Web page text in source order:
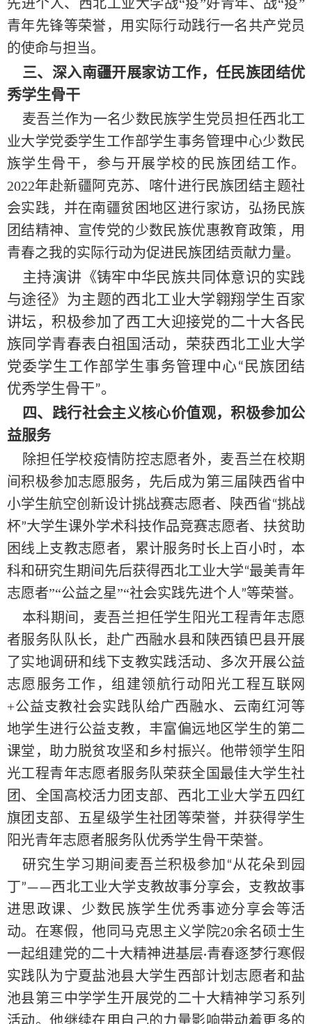
先进个人、西北工业大学战“疫”好青年、 战“疫”
青年先锋等荣誉，用实际行动践行一名共产党员
的使命与担当。
三、深入南疆开展家访工作，任民族团结优
秀学生骨干
麦吾兰作为一名少数民族学生党员担任西北工
业大学党委学生工作部学生事务管理中心少数民
族学生骨干，参与开展学校的民族团结工作。
2022年赴新疆阿克苏、喀什进行民族团结主题社
会实践，并在南疆贫困地区进行家访，弘扬民族
团结精神、宣传党的少数民族优惠教育政策，用
青春之我的实际行动为促进民族团结贡献力量。
主持演讲《铸牢中华民族共同体意识的实践
与途径》为主题的西北工业大学翱翔学生百家
讲坛，积极参加了西工大迎接党的二十大各民
族同学青春表白祖国活动，荣获西北工业大学
党委学生工作部学生事务管理中心“ 民族团结
优秀学生骨干”。
四、践行社会主义核心价值观，积极参加公
益服务
除担任学校疫情防控志愿者外，麦吾兰在校期
间积极参加志愿服务，先后成为第三届陕西省中
小学生航空创新设计挑战赛志愿者、陕西省“挑战
杯”大学生课外学术科技作品竞赛志愿者、扶贫助
困线上支教志愿者，累计服务时长上百小时，本
科和研究生期间先后获得西北工业大学“最美青年
志愿者”“公益之星”“社会实践先进个人”等荣誉。
本科期间，麦吾兰担任学生阳光工程青年志愿
者服务队队长，赴广西融水县和陕西镇巴县开展
了实地调研和线下支教实践活动、多次开展公益
志愿服务工作，组建领航行动阳光工程互联网
+公益支教社会实践队给广西融水、云南红河等
地学生进行公益支教，丰富偏远地区学生的第二
课堂，助力脱贫攻坚和乡村振兴。他带领学生阳
光工程青年志愿者服务队荣获全国最佳大学生社
团、全国高校活力团支部、西北工业大学五四红
旗团支部、五星级学生社团等荣誉，并获得学生
阳光青年志愿者服务队优秀学生骨干荣誉。
研究生学习期间麦吾兰积极参加 “从花朵到园
丁”——西北工业大学支教故事分享会，支教故事
进思政课、少数民族学生优秀事迹分享会等活
动。在寒假，他同马克思主义学院20余名硕士生
一起组建党的二十大精神进基层·青春逐梦行寒假
实践队为宁夏盐池县大学生西部计划志愿者和盐
池县第三中学学生开展党的二十大精神学习系列
活动。他继续在用自己的力量影响带动着更多的